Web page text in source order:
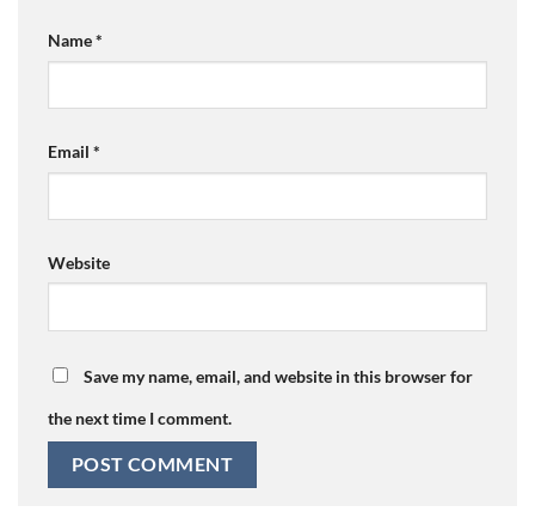
Name*
Email *
Website
Save my name, email, and website in this browser for
the next time I comment.